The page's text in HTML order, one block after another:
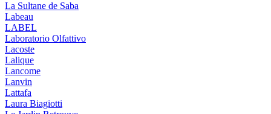
La Sultane de Saba
Labeau
LABEL
Laboratorio Olfattivo
Lacoste
Lalique
Lancome
Lanvin
Lattafa
Laura Biagiotti